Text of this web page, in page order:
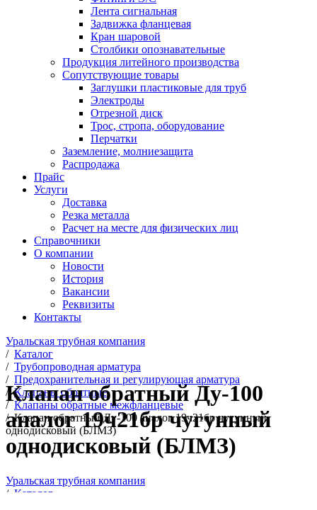
Лента сигнальная
Задвижка фланцевая
Кран шаровой
Столбики опознавательные
Продукция литейного производства
Сопутствующие товары
Заглушки пластиковые для труб
Электроды
Отрезной диск
Трос, стропа, оборудование
Перчатки
Заземление, молниезащита
Распродажа
Прайс
Услуги
Доставка
Резка металла
Расчет на месте для физических лиц
Справочники
О компании
Новости
История
Вакансии
Реквизиты
Контакты
Уральская трубная компания
/ Каталог
/ Трубопроводная арматура
/ Предохранительная и регулирующая арматура
/ Клапаны обратные
/ Клапаны обратные межфланцевые
/ Клапан обратный Ду-100 аналог 19ч21бр чугунный
однодисковый (БЛМЗ)
Клапан обратный Ду-100
аналог 19ч21бр чугунный
однодисковый (БЛМЗ)
Уральская трубная компания
/ Каталог